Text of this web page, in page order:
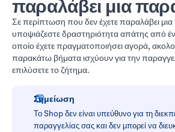
παραλάβει μια
Σε περίπτωση που δεν έχετε παραλάβει μια
υποψιάζεστε δραστηριότητα απάτης από
οποίο έχετε πραγματοποιήσει αγορά,
παρακάτω βήματα ισχύουν για την
επιλύσετε το ζήτημα.
Σημείωση
Το Shop δεν είναι υπεύθυνο για τη
παραγγελίας σας και δεν μπορεί να